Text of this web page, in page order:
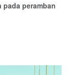
pada peramban